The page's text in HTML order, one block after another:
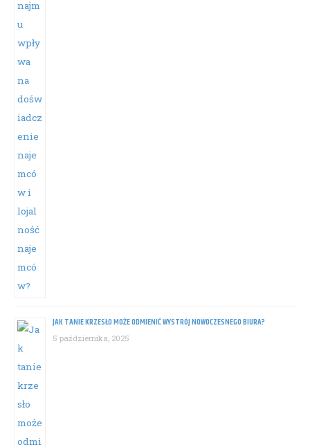
JAK TANIE KRZESŁO MOŻE ODMIENIĆ WYSTRÓJ NOWOCZESNEGO BIURA?
5 października, 2025